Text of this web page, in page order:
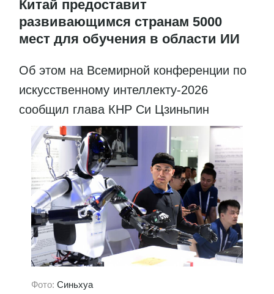
Китай предоставит
развивающимся странам 5000
мест для обучения в области ИИ
Об этом на Всемирной конференции по
искусственному интеллекту-2026
сообщил глава КНР Си Цзиньпин
Фото: Синьхуа